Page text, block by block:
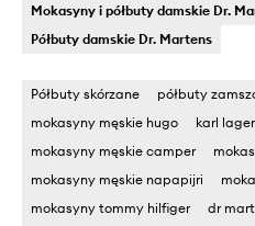
Mokasyny i półbuty damskie Dr.
Półbuty damskie Dr. Martens
Półbuty skórzane półbuty
mokasyny męskie hugo
karl
mokasyny męskie camper
mokasyny męskie napapijri
mokasyny tommy hilfiger
dr